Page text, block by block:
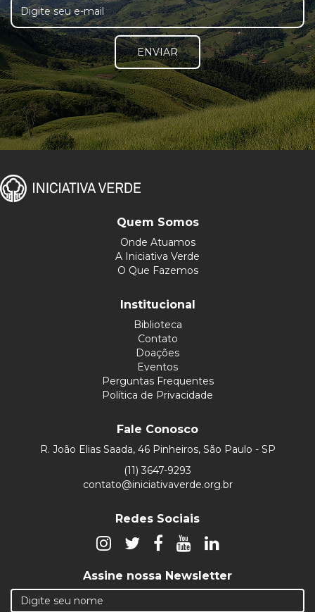
ENVIAR
Quem Somos
Onde Atuamos
A Iniciativa Verde
O Que Fazemos
Institucional
Biblioteca
Contato
Doações
Eventos
Perguntas Frequentes
Política de Privacidade
Fale Conosco
R. João Elias Saada, 46 Pinheiros, São Paulo - SP
(11) 3647-9293
contato@iniciativaverde.org.br
Redes Sociais
Assine nossa Newsletter